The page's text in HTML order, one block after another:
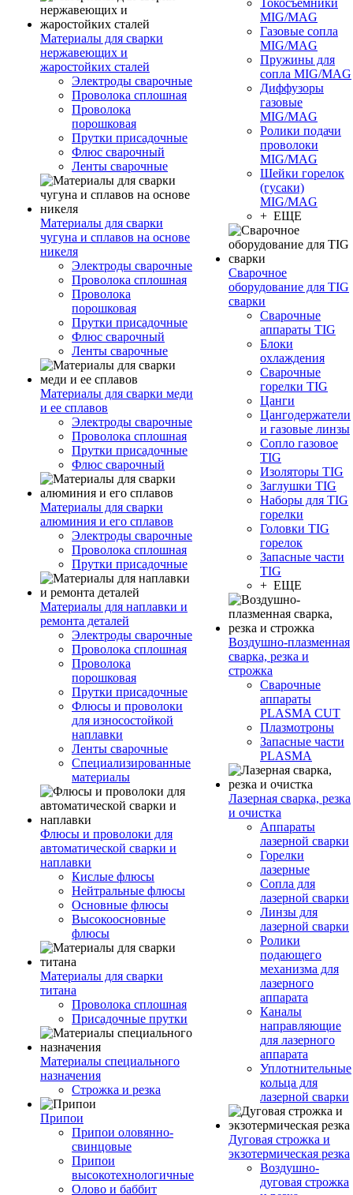
Материалы для сварки
нержавеющих и
жаростойких сталей
Электроды сварочные
Проволока сплошная
Проволока
порошковая
Прутки присадочные
Флюс сварочный
Ленты сварочные
Материалы для сварки
чугуна и сплавов на основе
никеля
Электроды сварочные
Проволока сплошная
Проволока
порошковая
Прутки присадочные
Флюс сварочный
Ленты сварочные
Материалы для сварки меди
и ее сплавов
Электроды сварочные
Проволока сплошная
Прутки присадочные
Флюс сварочный
Материалы для сварки
алюминия и его сплавов
Электроды сварочные
Проволока сплошная
Прутки присадочные
Материалы для наплавки и
ремонта деталей
Электроды сварочные
Проволока сплошная
Проволока
порошковая
Прутки присадочные
Флюсы и проволоки
для износостойкой
наплавки
Ленты сварочные
Специализированные
материалы
Флюсы и проволоки для
автоматической сварки и
наплавки
Кислые флюсы
Нейтральные флюсы
Основные флюсы
Высокоосновные
флюсы
Материалы для сварки
титана
Проволока сплошная
Присадочные прутки
Материалы специального
назначения
Строжка и резка
Припои
Припои оловянно-
свинцовые
Припои
высокотехнологичные
Олово и баббит
Токосъемники
MIG/MAG
Газовые сопла
MIG/MAG
Пружины для
сопла MIG/MAG
Диффузоры
газовые
MIG/MAG
Ролики подачи
проволоки
MIG/MAG
Шейки горелок
(гусаки)
MIG/MAG
+ ЕЩЕ
Сварочное
оборудование для TIG
сварки
Сварочные
аппараты TIG
Блоки
охлаждения
Сварочные
горелки TIG
Цанги
Цангодержатели
и газовые линзы
Сопло газовое
TIG
Изоляторы TIG
Заглушки TIG
Наборы для TIG
горелки
Головки TIG
горелок
Запасные части
TIG
+ ЕЩЕ
Воздушно-плазменная
сварка, резка и
строжка
Сварочные
аппараты
PLASMA CUT
Плазмотроны
Запасные части
PLASMA
Лазерная сварка, резка
и очистка
Аппараты
лазерной сварки
Горелки
лазерные
Сопла для
лазерной сварки
Линзы для
лазерной сварки
Ролики
подающего
механизма для
лазерного
аппарата
Каналы
направляющие
для лазерного
аппарата
Уплотнительные
кольца для
лазерной сварки
Дуговая строжка и
экзотермическая резка
Воздушно-
дуговая строжка